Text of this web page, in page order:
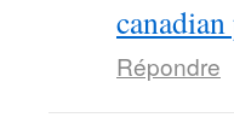
Répondre